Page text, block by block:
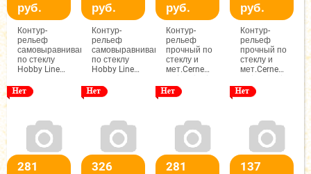
руб.
Контур-
рельеф
самовыравнивающийся
по стеклу
Hobby Line
ЗОЛОТО
РОЯЛ
руб.
Контур-
рельеф
самовыравнивающийся
по стеклу
Hobby Line
КЛАССИЧЕСКОЕ
ЗОЛОТО
руб.
Контур-
рельеф
прочный по
стеклу и
мет.Cerne
20мл
ПОЗОЛОТА
руб.
Контур-
рельеф
прочный по
стеклу и
мет.Cerne
20мл МЕДЬ
281
326
281
137